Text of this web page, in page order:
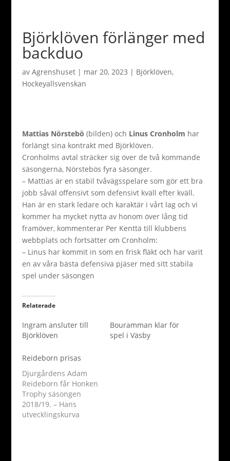
Björklöven förlänger med
backduo
av Agrenshuset| mar 20, 2023 | Björklöven,
Hockeyallsvenskan
Mattias Nörstebö (bilden) och Linus Cronholm har
förlängt sina kontrakt med Björklöven.
Cronholms avtal sträcker sig över de två kommande
säsongerna, Nörstebös fyra säsonger.
– Mattias är en stabil tvåvägsspelare som gör ett bra
jobb såväl offensivt som defensivt kväll efter kväll.
Han är en stark ledare och karaktär i vårt lag och vi
kommer ha mycket nytta av honom över lång tid
framöver, kommenterar Per Kenttä till klubbens
webbplats och fortsätter om Cronholm:
– Linus har kommit in som en frisk fläkt och har varit
en av våra bästa defensiva pjäser med sitt stabila
spel under säsongen
Relaterade
Ingram ansluter till
Björklöven
Bouramman klar för
spel i Väsby
Reideborn prisas
Djurgårdens Adam
Reideborn får Honken
Trophy säsongen
2018/19. – Hans
utvecklingskurva